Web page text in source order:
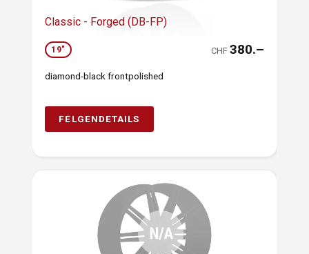
Classic - Forged (DB-FP)
19" CHF 380.–
diamond-black frontpolished
FELGENDETAILS